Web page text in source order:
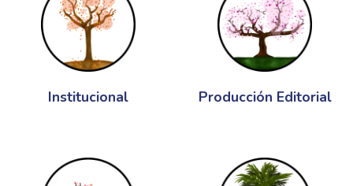
Institucional Producción Editorial